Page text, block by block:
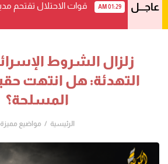
عاجـــل 01:29 AM قوات الاحتلال تقتحم
زلزال الشروط
التهدئة: هل انتهت
المسلحة؟
الرئيسية مواضيع مميزة